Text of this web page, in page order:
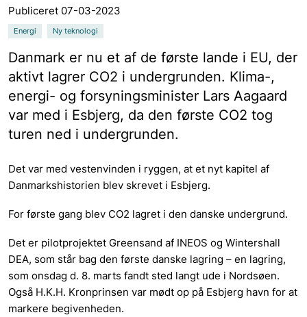
Publiceret 07-03-2023
Energi Ny teknologi
Danmark er nu et af de første lande i EU, der
aktivt lagrer CO2 i undergrunden. Klima-,
energi- og forsyningsminister Lars Aagaard
var med i Esbjerg, da den første CO2 tog
turen ned i undergrunden.
Det var med vestenvinden i ryggen, at et nyt kapitel af
Danmarkshistorien blev skrevet i Esbjerg.
For første gang blev CO2 lagret i den danske undergrund.
Det er pilotprojektet Greensand af INEOS og Wintershall
DEA, som står bag den første danske lagring – en lagring,
som onsdag d. 8. marts fandt sted langt ude i Nordsøen.
Også H.K.H. Kronprinsen var mødt op på Esbjerg havn for at
markere begivenheden.